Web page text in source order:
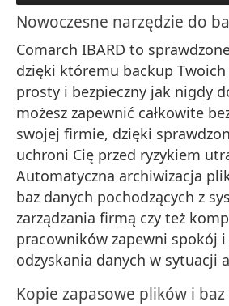
Nowoczesne narzędzie do
Comarch IBARD to
dzięki któremu backup
prosty i bezpieczny jak nigdy
możesz zapewnić całkowite
swojej firmie, dzięki
uchroni Cię przed ryzykiem
Automatyczna archiwizacja
baz danych pochodzących z
zarządzania firmą czy też
pracowników zapewni spokój
odzyskania danych w sytuacji
Kopie zapasowe plików i